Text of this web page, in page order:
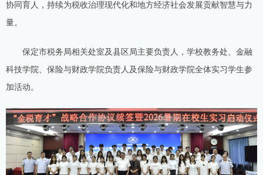
协同育人，持续为税收治理现代化和地方经济社会发展贡献智慧与力
量。
保定市税务局相关处室及县区局主要负责人，学校教务处、金融
科技学院、保险与财政学院负责人及保险与财政学院全体实习学生参
加活动。